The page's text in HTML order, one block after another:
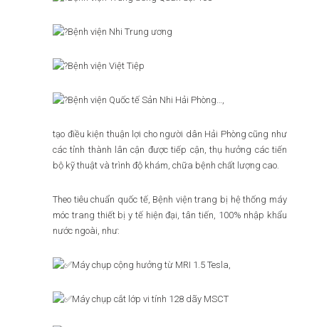
Bệnh viện Nhi Trung ương
Bệnh viện Việt Tiệp
Bệnh viện Quốc tế Sản Nhi Hải Phòng…,
tạo điều kiện thuận lợi cho người dân Hải Phòng cũng như
các tỉnh thành lân cận được tiếp cận, thụ hưởng các tiến
bộ kỹ thuật và trình độ khám, chữa bệnh chất lượng cao.
Theo tiêu chuẩn quốc tế, Bệnh viện trang bị hệ thống máy
móc trang thiết bị y tế hiện đại, tân tiến, 100% nhập khẩu
nước ngoài, như:
Máy chụp cộng hưởng từ MRI 1.5 Tesla,
Máy chụp cắt lớp vi tính 128 dãy MSCT